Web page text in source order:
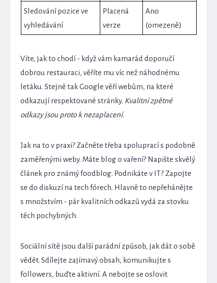
Sledování pozice ve
vyhledávání
Placená
verze
Ano
(omezeně)
Víte, jak to chodí - když vám kamarád doporučí
dobrou restauraci, věříte mu víc než náhodnému
letáku. Stejně tak Google věří webům, na které
odkazují respektované stránky. Kvalitní zpětné
odkazy jsou proto k nezaplacení.
Jak na to v praxi? Začněte třeba spoluprací s podobně
zaměřenými weby. Máte blog o vaření? Napište skvělý
článek pro známý foodblog. Podnikáte v IT? Zapojte
se do diskuzí na tech fórech. Hlavně to nepřehánějte
s množstvím - pár kvalitních odkazů vydá za stovku
těch pochybných.
Sociální sítě jsou další parádní způsob, jak dát o sobě
vědět. Sdílejte zajímavý obsah, komunikujte s
followers, buďte aktivní. A nebojte se oslovit